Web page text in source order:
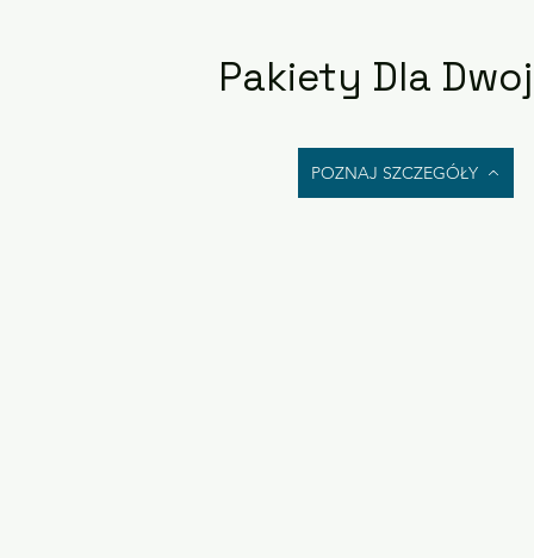
Pakiety Dla
POZNAJ SZCZEGÓŁY